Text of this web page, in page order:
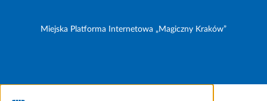
Miejska Platforma Internetowa „Magiczny Kraków”